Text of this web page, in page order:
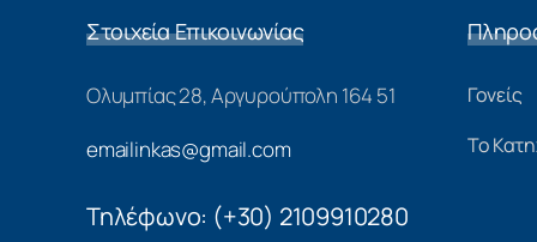
Στοιχεία Επικοινωνίας
Ολυμπίας 28, Αργυρούπολη 164 51
emailinkas@gmail.com
Τηλέφωνο: (+30) 2109910280
Γονείς
Το